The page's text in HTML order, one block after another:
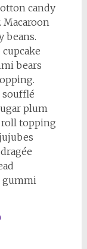
candy
Macaroon
beans.
bears
soufflé
plum
roll topping
gummi